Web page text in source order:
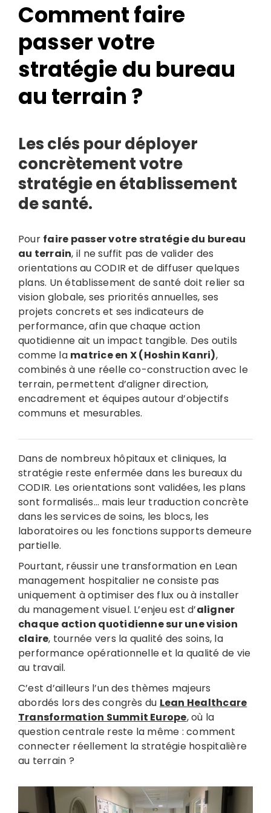
Comment faire
passer votre
stratégie du bureau
au terrain ?
Les clés pour déployer
concrètement votre
stratégie en établissement
de santé.
Pour faire passer votre stratégie du bureau
au terrain, il ne suffit pas de valider des
orientations au CODIR et de diffuser quelques
plans. Un établissement de santé doit relier sa
vision globale, ses priorités annuelles, ses
projets concrets et ses indicateurs de
performance, afin que chaque action
quotidienne ait un impact tangible. Des outils
comme la matrice en X (Hoshin Kanri),
combinés à une réelle co-construction avec le
terrain, permettent d’aligner direction,
encadrement et équipes autour d’objectifs
communs et mesurables.
Dans de nombreux hôpitaux et cliniques, la
stratégie reste enfermée dans les bureaux du
CODIR. Les orientations sont validées, les plans
sont formalisés… mais leur traduction concrète
dans les services de soins, les blocs, les
laboratoires ou les fonctions supports demeure
partielle.
Pourtant, réussir une transformation en Lean
management hospitalier ne consiste pas
uniquement à optimiser des flux ou à installer
du management visuel. L’enjeu est d’aligner
chaque action quotidienne sur une vision
claire, tournée vers la qualité des soins, la
performance opérationnelle et la qualité de vie
au travail.
C’est d’ailleurs l’un des thèmes majeurs
abordés lors des congrès du Lean Healthcare
Transformation Summit Europe, où la
question centrale reste la même : comment
connecter réellement la stratégie hospitalière
au terrain ?
Search
for: